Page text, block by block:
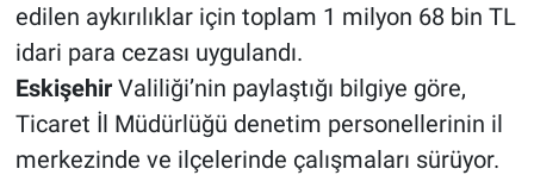
edilen aykırılıklar için toplam 1 milyon 68 bin TL
idari para cezası uygulandı.
EskişehirValiliği’nin paylaştığı bilgiye göre,
Ticaret İl Müdürlüğü denetim personellerinin il
merkezinde ve ilçelerinde çalışmaları sürüyor.
Bilim ve Teknoloji